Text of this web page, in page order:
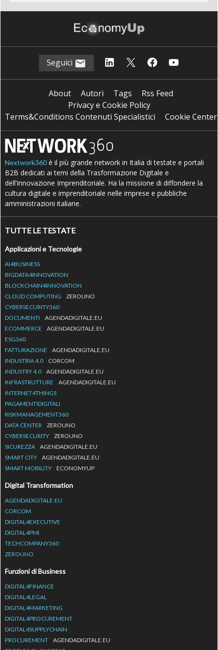
Seguici
About Autori Tags
Rss Feed
Privacy e Cookie Policy
Terms&Conditions Contenuti Specialistici
Cookie Center
Nextwork360 è il più grande network in Italia di testate e portali
B2B dedicati ai temi della Trasformazione Digitale e
dell’Innovazione Imprenditoriale. Ha la missione di diffondere la
cultura digitale e imprenditoriale nelle imprese e pubbliche
amministrazioni italiane.
TUTTE LE TESTATE
Applicazioni e Tecnologie
AI4BUSINESS
BIGDATA4INNOVATION
BLOCKCHAIN4INNOVATION
CLOUD COMPUTING
ZEROUNO
CYBERSECURITY360
DOCUMENTI
AGENDADIGITALE.EU
ECOMMERCE
AGENDADIGITALE.EU
ESG360
FATTURAZIONE
AGENDADIGITALE.EU
INDUSTRIA 4.0
CORCOM
INDUSTRY 4.0
AGENDADIGITALE.EU
INFRASTRUTTURE
AGENDADIGITALE.EU
INTERNET4THINGS
PAGAMENTIDIGITALI
RISKMANAGEMENT360
DATA CENTER
ZEROUNO
CYBERSECURITY
ZEROUNO
SICUREZZA
AGENDADIGITALE.EU
SMART CITY
AGENDADIGITALE.EU
SMART MOBILITY
ECONOMYUP
Digital Transformation
AGENDADIGITALE.EU
CORCOM
DIGITAL4EXECUTIVE
DIGITAL4PMI
TECHCOMPANY360
ZEROUNO
Funzioni di Business
DIGITAL4FINANCE
DIGITAL4LEGAL
DIGITAL4MARKETING
DIGITAL4PROCUREMENT
DIGITAL4SUPPLYCHAIN
PROCUREMENT
AGENDADIGITALE.EU